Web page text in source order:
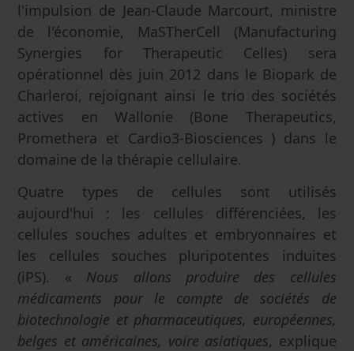
l'impulsion de Jean-Claude Marcourt, ministre
de l'économie, MaSTherCell (Manufacturing
Synergies for Therapeutic Celles) sera
opérationnel dès juin 2012 dans le Biopark de
Charleroi, rejoignant ainsi le trio des sociétés
actives en Wallonie (Bone Therapeutics,
Promethera et Cardio3-Biosciences ) dans le
domaine de la thérapie cellulaire.
Quatre types de cellules sont utilisés
aujourd'hui : les cellules différenciées, les
cellules souches adultes et embryonnaires et
les cellules souches pluripotentes induites
(iPS). « Nous allons produire des cellules
médicaments pour le compte de sociétés de
biotechnologie et pharmaceutiques, européennes,
belges et américaines, voire asiatiques, explique